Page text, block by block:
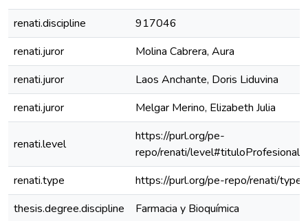
renati.discipline
917046
renati.juror
Molina Cabrera, Aura
renati.juror
Laos Anchante, Doris Liduvina
renati.juror
Melgar Merino, Elizabeth Julia
renati.level
https://purl.org/pe-
repo/renati/level#tituloProfesional
renati.type
https://purl.org/pe-repo/renati/
thesis.degree.discipline
Farmacia y Bioquímica